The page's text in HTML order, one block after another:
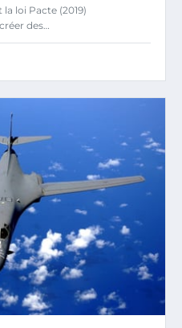
la loi Pacte (2019)
des…